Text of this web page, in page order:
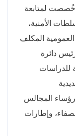
لمتابعة
الأمنية،
العمومية المكلف
دائرة
للدراسات
رؤساء المجالس
وإطارات